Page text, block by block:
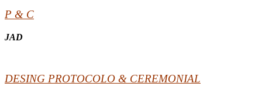
P & C
JAD
DESING PROTOCOLO & CEREMONIAL